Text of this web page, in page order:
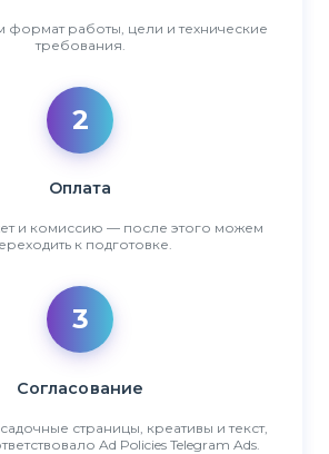
формат работы, цели и технические
требования.
2
Оплата
и комиссию — после этого можем
к подготовке.
3
Согласование
страницы, креативы и текст,
Ad Policies Telegram Ads.